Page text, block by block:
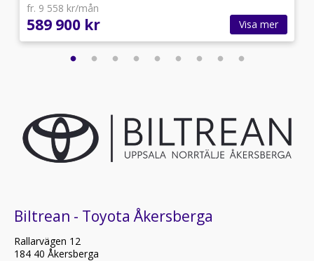
fr. 9 558 kr/mån
589 900 kr Visa mer
Biltrean - Toyota Åkersberga
Rallarvägen 12
184 40 Åkersberga